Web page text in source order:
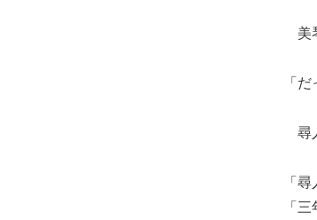
美
「
尋
「
「